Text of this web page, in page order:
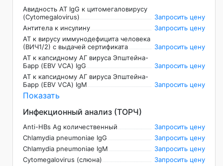
Авидность АТ IgG к цитомегаловирусу
(Cytomegalovirus)
Запросить цену
Антитела к инсулину
Запросить цену
АТ к вирусу иммунодефицита человека
(ВИЧ1/2) с выдачей сертификата
Запросить цену
АТ к капсидному АГ вируса Эпштейна-
Барр (EBV VCA) IgG
Запросить цену
АТ к капсидному АГ вируса Эпштейна-
Барр (EBV VCA) IgM
Запросить цену
Показать
Инфекционный анализ (ТОРЧ)
Anti-HBs Ag количественный
Запросить цену
Chlamydia pneumoniae IgG
Запросить цену
Chlamydia pneumoniae IgM
Запросить цену
Cytomegalovirus (слюна)
Запросить цену